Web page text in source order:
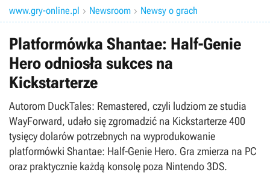
www.gry-online.pl  Newsroom  Newsy o grach
Platformówka Shantae: Half-Genie
Hero odniosła sukces na
Kickstarterze
Autorom DuckTales: Remastered, czyli ludziom ze studia
WayForward, udało się zgromadzić na Kickstarterze 400
tysięcy dolarów potrzebnych na wyprodukowanie
platformówki Shantae: Half-Genie Hero. Gra zmierza na PC
oraz praktycznie każdą konsolę poza Nintendo 3DS.